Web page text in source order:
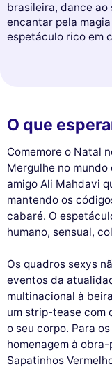
brasileira, dance ao
encantar pela
espetáculo rico em
O que
Comemore o Natal
Mergulhe no
amigo Ali Mahdavi
mantendo os
cabaré. O
humano, sensual,
Os quadros sexys
eventos da
multinacional à
um strip-tease com
o seu corpo. Para
homenagem à
Sapatinhos